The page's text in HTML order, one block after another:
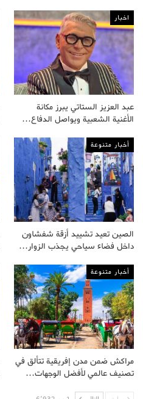
اخبار
عبد العزيز الستاتي يبرز مكانة
الأغنية الشعبية ويواصل الدفاع…
أخبار متنوعة
الصين تعيد تشييد أزقة شفشاون
داخل فضاء سياحي يجذب الزوار…
أخبار متنوعة
مراكش ضمن مدن إفريقية تتألق في
تصنيف عالمي لأفضل الوجهات…